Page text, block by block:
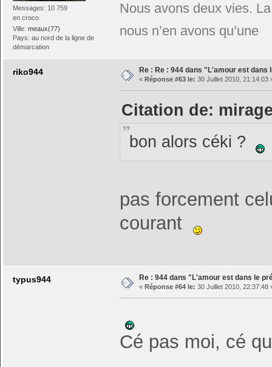
Messages: 10 759
en croco
Ville:meaux(77)
Pays: au nord de la ligne de
démarcation
Nous avons deux vies.
nous n’en avons qu’une
riko944 Re : Re : 944 dans "L'amour est dans
« Réponse #63 le: 30 Juillet 2010, 21:14:03
Citation de:
bon alors céki ?
pas forcement
courant
typus944 Re : 944 dans "L'amour est dans le
« Réponse #64 le: 30 Juillet 2010, 22:37:48
Cé pas moi, cé